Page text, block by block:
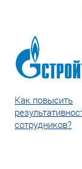
Как повысить
сотрудников?